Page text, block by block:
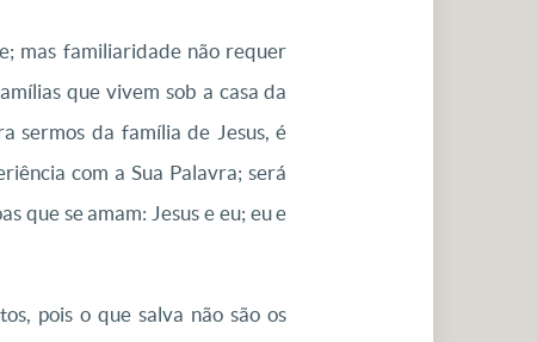
mas familiaridade não requer
que vivem sob a casa da
sermos da família de Jesus, é
com a Sua Palavra; será
que se amam: Jesus e eu; eu e
pois o que salva não são os